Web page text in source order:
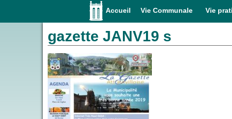
Accueil Vie Communale Vie
gazette JANV19 s